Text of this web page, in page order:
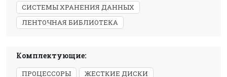
СИСТЕМЫ ХРАНЕНИЯ ДАННЫХ
ЛЕНТОЧНАЯ БИБЛИОТЕКА
Комплектующие:
ПРОЦЕССОРЫ
ЖЕСТКИЕ ДИСКИ